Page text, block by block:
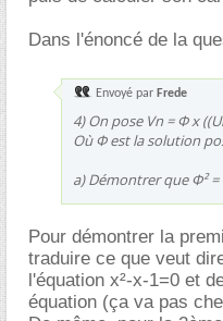
Dans l'énoncé de la
Envoyé par Frede
4) On pose Vn = Ф x
Où Ф est la solution
a) Démontrer que Ф²
Pour démontrer la
traduire ce que veut
l'équation x²-x-1=0 et
équation (ça va pas